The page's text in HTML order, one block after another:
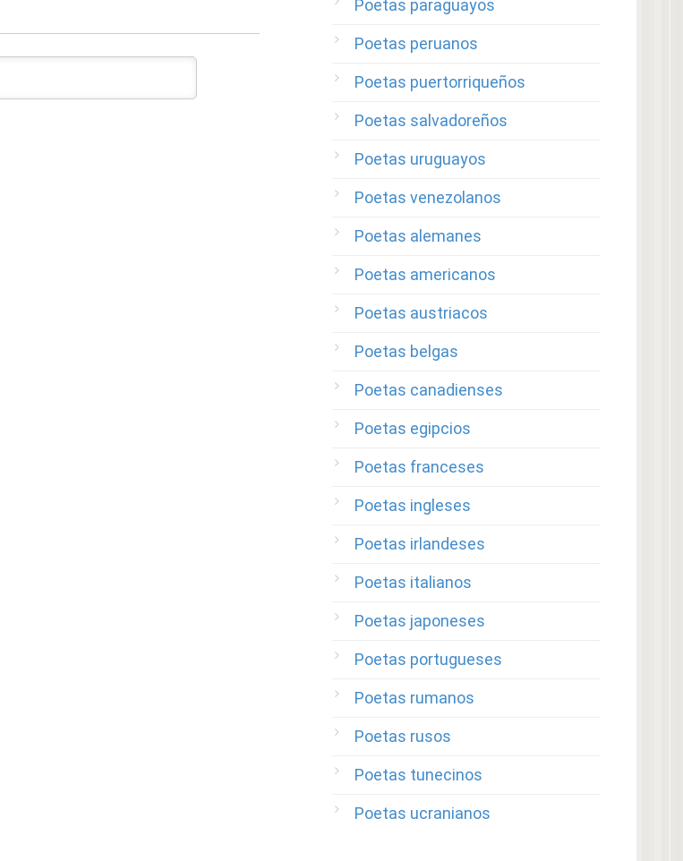
Poetas paraguayos
Poetas peruanos
Poetas puertorriqueños
Poetas salvadoreños
Poetas uruguayos
Poetas venezolanos
Poetas alemanes
Poetas americanos
Poetas austriacos
Poetas belgas
Poetas canadienses
Poetas egipcios
Poetas franceses
Poetas ingleses
Poetas irlandeses
Poetas italianos
Poetas japoneses
Poetas portugueses
Poetas rumanos
Poetas rusos
Poetas tunecinos
Poetas ucranianos